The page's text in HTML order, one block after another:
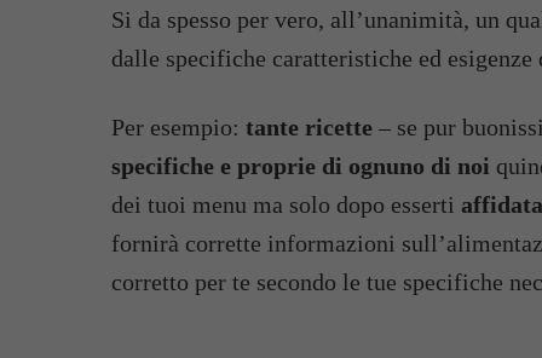
Si da spesso per vero, all’unanimità, un
dalle specifiche caratteristiche ed
Per esempio: tante ricette – se pur
specifiche e proprie di ognuno di noi
dei tuoi menu ma solo dopo esserti
fornirà corrette informazioni
corretto per te secondo le tue specifiche